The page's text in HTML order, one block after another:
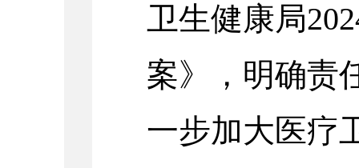
卫生健康局
案》，明确责
一步加大医疗